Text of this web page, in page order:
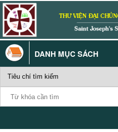
DANH MỤC SÁCH